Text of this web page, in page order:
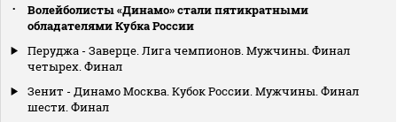
Волейболисты «Динамо» стали пятикратными
обладателями Кубка России
Перуджа - Заверце. Лига чемпионов. Мужчины. Финал
четырех. Финал
Зенит - Динамо Москва. Кубок России. Мужчины. Финал
шести. Финал